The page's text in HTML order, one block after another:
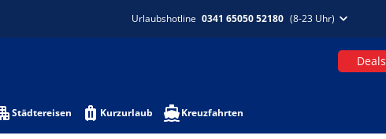
Urlaubshotline 0341 65050 52180 (8-23 Uhr)
Deals
Städtereisen Kurzurlaub Kreuzfahrten